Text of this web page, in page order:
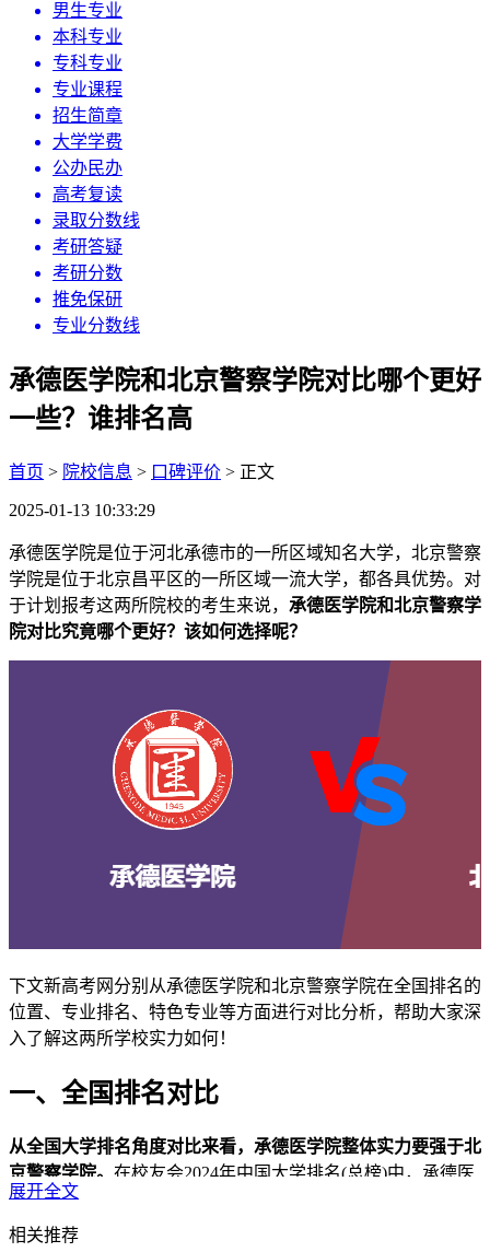
男生专业
本科专业
专科专业
专业课程
招生简章
大学学费
公办民办
高考复读
录取分数线
考研答疑
考研分数
推免保研
专业分数线
承德医学院和北京警察学院对比哪个更好
一些？谁排名高
首页 > 院校信息 > 口碑评价 > 正文
2025-01-13 10:33:29
承德医学院是位于河北承德市的一所区域知名大学，北京警察
学院是位于北京昌平区的一所区域一流大学，都各具优势。对
于计划报考这两所院校的考生来说， 承德医学院和北京警察学
院对比究竟哪个更好？该如何选择呢？
下文新高考网分别从承德医学院和北京警察学院在全国排名的
位置、专业排名、特色专业等方面进行对比分析，帮助大家深
入了解这两所学校实力如何！
一、全国排名对比
从全国大学排名角度对比来看，承德医学院整体实力要强于北
京警察学院。 在校友会2024年中国大学排名(总榜)中，承德医
学院全国排名第339位，与全国排名第503位的北京警察学院相
比，高了164个位次，排在北京警察学院之前。
展开全文
相关推荐